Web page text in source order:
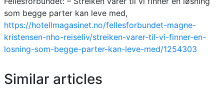
som begge parter kan leve med,
https://hotellmagasinet.no/fellesforbundet-magne-
kristensen-nho-reiseliv/streiken-varer-til-vi-finner-en-
losning-som-begge-parter-kan-leve-med/1254303
Similar articles